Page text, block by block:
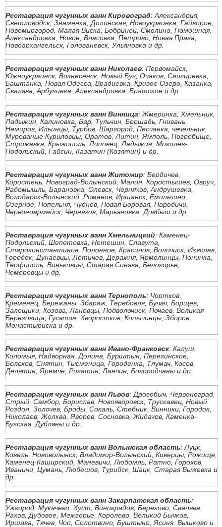
Реставрация чугунных ванн Кировоград: Александрия,
Светловодск, Знаменка, Долинская, Новоукраинка, Гайворон,
Новомиргород, Малая Виска, Бобринец, Смолино, Помошная,
Александровка, Новое, Власовка, Петрово, Новая Прага,
Новоархангельск, Голованевск, Ульяновка и др.
Реставрация чугунных ванн Николаев: Первомайск,
Южноукраинск, Вознесенск, Новый Буг, Очаков, Снигиревка,
Баштанка, Новая Одесса, Врадиевка, Кривое Озеро, Казанка,
Свалява, Арбузинка, Александровка, Братское и др.
Реставрация чугунных ванн Винница: Жмеринка, Хмельник,
Ладыжин, Калиновка, Бар, Тульчин, Бершадь, Гнивань,
Немиров, Ильинцы, Турбов, Шаргород, Песчанка, чечельник,
Мурованые Куриловцы, Оратов, Литин, Ямполь, Погребище,
Стрижавка, Крыжополь, Липовец, Ладыжин, Могилев-
Подольский, Гайсин, Казатин (Козятин) и др.
Реставрация чугунных ванн Житомир: Бердичев,
Коростень, Новоград-Волынский, Малин, Коростышев, Овруч,
Радомышль, Барановка, Олевск, Черняхов, Андрушевка,
Володарск-Волынский, Романов, Иршанск, Емильчино,
Озерное, Попельня, Чуднов, Новая Боровая, Народичи,
Червоноармейск, Черняхов, Марьяновка, Довбыш и др.
Реставрация чугунных ванн Хмельницкий: Каменец-
Подольский, Шепетовка, Нетешин, Славута,
Староконстантинов, Полонное, Красилов, Волочиск, Изяслав,
Городок, Дунаевцы, Летичев, Деражня, Ярмолинцы, Понинка,
Теофиполь, Виньковцы, Старая Синява, Белогорье,
Чемеровцы и др.
Реставрация чугунных ванн Тернополь: Чортков,
Кременец, Бережаны, Збараж, Теребовля, Бучач, Борщев,
Залещики, Козова, Лановцы, Подволочиск, Почаев, Великая
Березовица, Гусятин, Хворостков, Копычинцы, Зборов,
Монастыриска и др.
Реставрация чугунных ванн Ивано-Франковск: Калуш,
Коломыя, Надворная, Долина, Бурштын, Перегинское,
Болехов, Снятин, Тысменица, Городенка, Тлумач, Косов,
Делятин, Яремче, Рогатин, Ланчин, Богородчаны и др.
Реставрация чугунных ванн Львов: Дрогобыч, Червоноград,
Стрый, Самбор, Борислав, Новояворовск, Трускавец, Новый
Роздол, Золочев, Броды, Сокаль, Стебник, Винники, Городок,
Николаев, Жолква, Яворов, Сосновка, Жидачов, Каменка-
Бугская, Дубляны и др.
Реставрация чугунных ванн Волынская область: Луцк,
Ковель, Нововолынск, Владимир-Волынский, Киверцы, Рожище,
Каменец-Каширский, Маневичи, Любомль, Ратно, Горохов,
Иваничи, Цумань, Любешов, Турийск, Шацк, Старая Выжевка и
др.
Реставрация чугунных ванн Закарпатская область:
Ужгород, Мукачево, Хуст, Виноградов, Берегово, Свалява,
Рахов, Дубовое, Межгорье, Королево, Великий Бычков,
Иршава, Тячев, Чоп, Солотвино, Буштыно, Ясиня, Вышково и